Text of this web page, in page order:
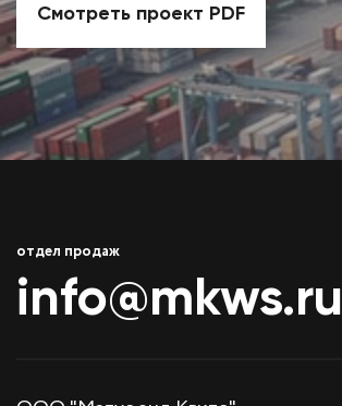
Смотреть проект PDF
отдел продаж
info@mkws.ru